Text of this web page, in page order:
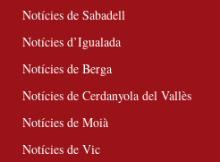
Notícies de Sabadell
Notícies d’Igualada
Notícies de Berga
Notícies de Cerdanyola del Vallès
Notícies de Moià
Notícies de Vic